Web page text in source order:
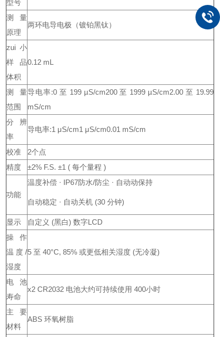
型号
测量
原理
两环电导电极 （镀铂黑钛）
zui小
样品
体积
0.12 mL
测量
范围
导电率:0 至 199 µS/cm200 至 1999 µS/cm2.00 至 19.99
mS/cm
分辨
率
导电率:1 μS/cm1 μS/cm0.01 mS/cm
校准
2个点
精度
±2% F.S. ±1 ( 每个量程 )
功能
温度补偿 · IP67防水/防尘 · 自动动保持
自动稳定 · 自动关机 (30 分钟)
显示
自定义 (黑白) 数字LCD
操作
温度/
湿度
5 至 40°C, 85% 或更低相关湿度 (无冷凝)
电池
寿命
x2 CR2032 电池大约可持续使用 400小时
主要
材料
ABS 环氧树脂